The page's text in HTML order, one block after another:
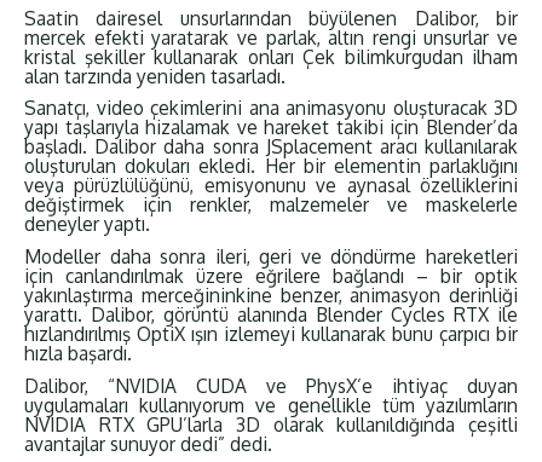
Saatin dairesel unsurlarından büyülenen Dalibor, bir
mercek efekti yaratarak ve parlak, altın rengi unsurlar ve
kristal şekiller kullanarak onları Çek bilimkurgudan ilham
alan tarzında yeniden tasarladı.
Sanatçı, video çekimlerini ana animasyonu oluşturacak 3D
yapı taşlarıyla hizalamak ve hareket takibi için Blender’da
başladı. Dalibor daha sonra JSplacement aracı kullanılarak
oluşturulan dokuları ekledi. Her bir elementin parlaklığını
veya pürüzlülüğünü, emisyonunu ve aynasal özelliklerini
değiştirmek için renkler, malzemeler ve maskelerle
deneyler yaptı.
Modeller daha sonra ileri, geri ve döndürme hareketleri
için canlandırılmak üzere eğrilere bağlandı – bir optik
yakınlaştırma merceğininkine benzer, animasyon derinliği
yarattı. Dalibor, görüntü alanında Blender Cycles RTX ile
hızlandırılmış OptiX ışın izlemeyi kullanarak bunu çarpıcı bir
hızla başardı.
Dalibor, “NVIDIA CUDA ve PhysX’e ihtiyaç duyan
uygulamaları kullanıyorum ve genellikle tüm yazılımların
NVIDIA RTX GPU’larla 3D olarak kullanıldığında çeşitli
avantajlar sunuyor dedi” dedi.